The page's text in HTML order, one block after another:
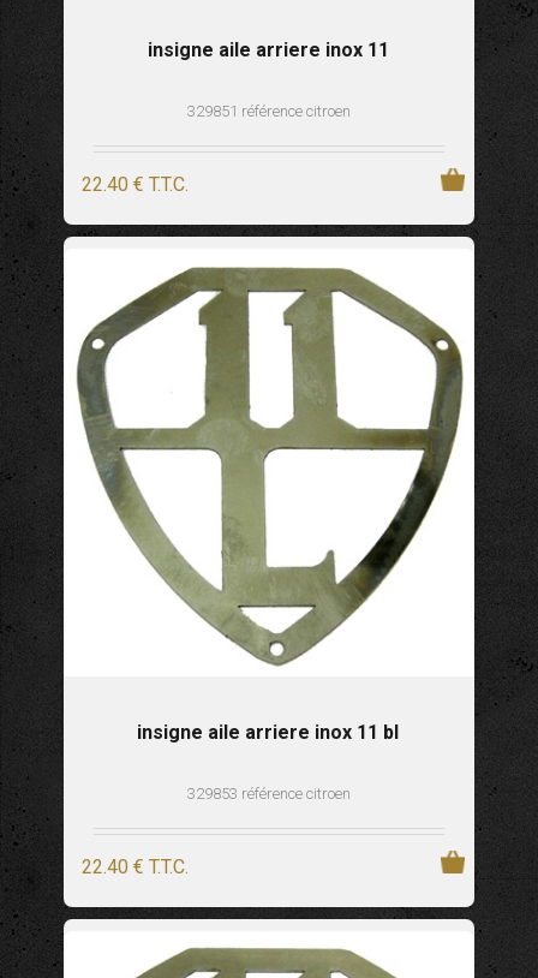
insigne aile arriere inox 11
329851 référence citroen
22.40 € T.T.C.
insigne aile arriere inox 11 bl
329853 référence citroen
22.40 € T.T.C.